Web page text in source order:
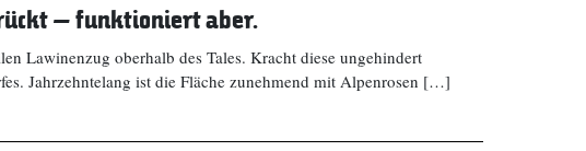
– funktioniert aber.
Lawinenzug oberhalb des Tales. Kracht diese ungehindert
Jahrzehntelang ist die Fläche zunehmend mit Alpenrosen […]